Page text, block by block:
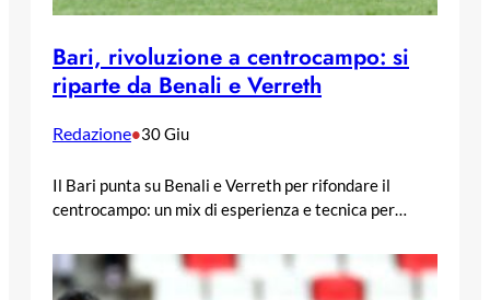
Bari, rivoluzione a centrocampo: si
riparte da Benali e Verreth
Redazione•30 Giu
Il Bari punta su Benali e Verreth per rifondare il
centrocampo: un mix di esperienza e tecnica per…